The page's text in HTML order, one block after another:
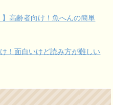
】高齢者向け！魚へんの簡単
！面白いけど読み方が難しい